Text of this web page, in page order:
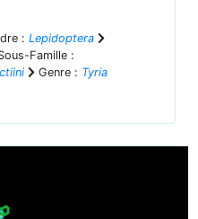
: Lepidoptera
Famille :
Genre : Tyria